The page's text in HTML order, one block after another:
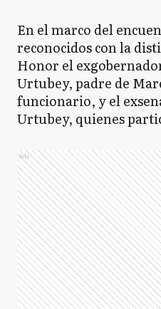
En el marco del
reconocidos con la
Honor el
Urtubey, padre de
funcionario, y el
Urtubey, quienes
Ads